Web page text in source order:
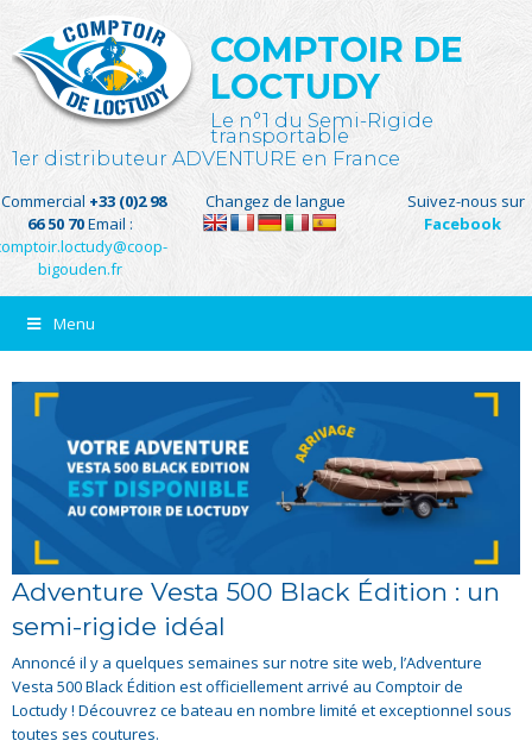
COMPTOIR DE
LOCTUDY
Le n°1 du Semi-Rigide
transportable
1er distributeur ADVENTURE en France
+33 (0)2 98
66 50 70Email :
bigouden.fr
Changez de langue
Suivez-nous sur
Facebook
Menu
Adventure Vesta 500 Black Édition : un
semi-rigide idéal
Annoncé il y a quelques semaines sur notre site web, l’Adventure
Vesta 500 Black Édition est officiellement arrivé au Comptoir de
Loctudy ! Découvrez ce bateau en nombre limité et exceptionnel sous
toutes ses coutures.